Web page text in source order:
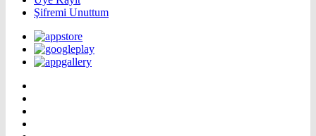
Şifremi Unuttum